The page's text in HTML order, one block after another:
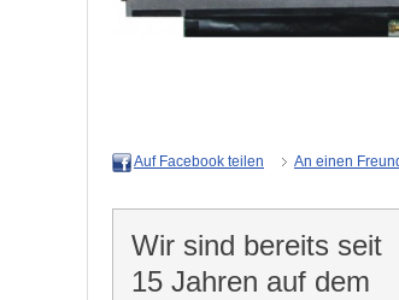
Auf Facebook teilen An einen
Wir sind bereits seit
15 Jahren auf dem